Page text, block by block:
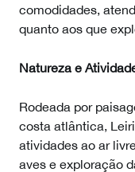
comodidades,
quanto aos que
Natureza e
Rodeada por
costa atlântica,
atividades ao ar
aves e exploração